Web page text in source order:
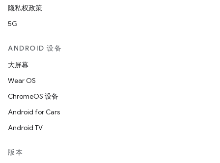
隐私权政策
5G
ANDROID 设备
大屏幕
Wear OS
ChromeOS 设备
Android for Cars
Android TV
版本